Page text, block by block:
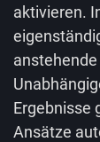
aktivieren.
Ergebnisse
Ansätze